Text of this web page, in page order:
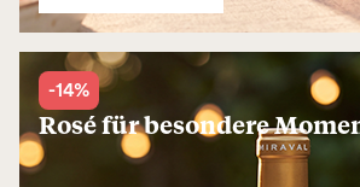
-14%
Rosé für besondere